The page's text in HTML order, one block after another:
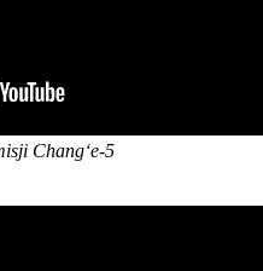
Chang‘e-5